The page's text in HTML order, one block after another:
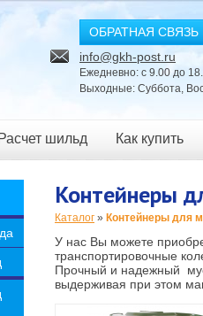
ОБРАТНАЯ СВЯЗЬ
info@gkh-post.ru
Ежедневно: с 9.00 до
Выходные: Суббота,
Расчет шильд Как купить
Контейнеры
Каталог » Контейнеры для
У нас Вы можете
транспортировочные
Прочный и надежный
выдерживая при этом